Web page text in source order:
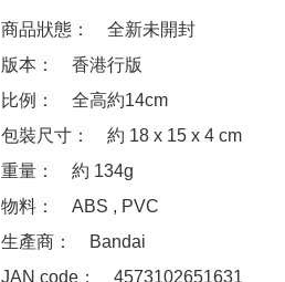
商品狀態：　全新未開封
版本：　香港行版
比例：　全高約14cm
包裝尺寸：　約 18 x 15 x 4 cm
重量：　約 134g
物料：　ABS , PVC
生產商：　Bandai
JAN code：　4573102651631